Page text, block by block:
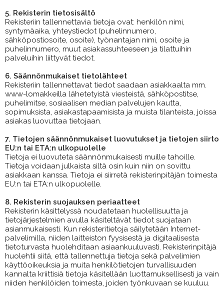
5. Rekisterin tietosisältö
Rekisteriin tallennettavia tietoja ovat: henkilön nimi,
syntymäaika, yhteystiedot (puhelinnumero,
sähköpostiosoite, osoite), työnantajan nimi, osoite ja
puhelinnumero, muut asiakassuhteeseen ja tilattuihin
palveluihin liittyvät tiedot.
6. Säännönmukaiset tietolähteet
Rekisteriin tallennettavat tiedot saadaan asiakkaalta mm.
www-lomakkeilla lähetetyistä viesteistä, sähköpostitse,
puhelimitse, sosiaalisen median palvelujen kautta,
sopimuksista, asiakastapaamisista ja muista tilanteista, joissa
asiakas luovuttaa tietojaan.
7. Tietojen säännönmukaiset luovutukset ja tietojen siirto
EU:n tai ETA:n ulkopuolelle
Tietoja ei luovuteta säännönmukaisesti muille tahoille.
Tietoja voidaan julkaista siltä osin kuin niin on sovittu
asiakkaan kanssa. Tietoja ei siirretä rekisterinpitäjän toimesta
EU:n tai ETA:n ulkopuolelle.
8. Rekisterin suojauksen periaatteet
Rekisterin käsittelyssä noudatetaan huolellisuutta ja
tietojärjestelmien avulla käsiteltävät tiedot suojataan
asianmukaisesti. Kun rekisteritietoja säilytetään Internet-
palvelimilla, niiden laitteiston fyysisestä ja digitaalisesta
tietoturvasta huolehditaan asiaankuuluvasti. Rekisterinpitäjä
huolehtii siitä, että tallennettuja tietoja sekä palvelimien
käyttöoikeuksia ja muita henkilötietojen turvallisuuden
kannalta kriittisiä tietoja käsitellään luottamuksellisesti ja vain
niiden henkilöiden toimesta, joiden työnkuvaan se kuuluu.